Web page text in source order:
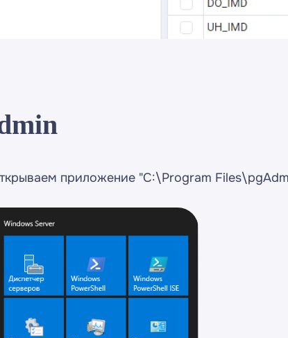
приложение "C:\Program